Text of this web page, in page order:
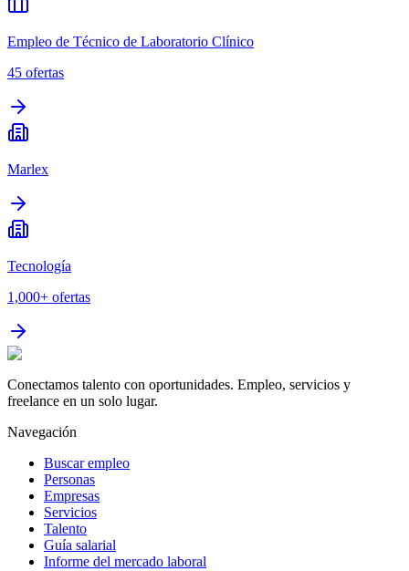
Empleo de Técnico de Laboratorio Clínico
45 ofertas
Marlex
Tecnología
1,000+ ofertas
Conectamos talento con oportunidades. Empleo, servicios y
freelance en un solo lugar.
Navegación
Buscar empleo
Personas
Empresas
Servicios
Talento
Guía salarial
Informe del mercado laboral